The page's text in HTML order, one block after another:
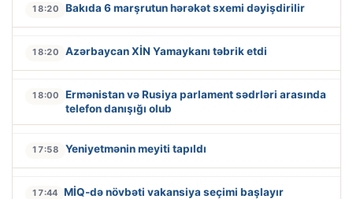
18:20 Bakıda 6 marşrutun hərəkət sxemi dəyişdirilir
18:20 Azərbaycan XİN Yamaykanı təbrik etdi
18:00
Ermənistan və Rusiya parlament sədrləri arasında
telefon danışığı olub
17:58 Yeniyetmənin meyiti tapıldı
17:44 MİQ-də növbəti vakansiya seçimi başlayır